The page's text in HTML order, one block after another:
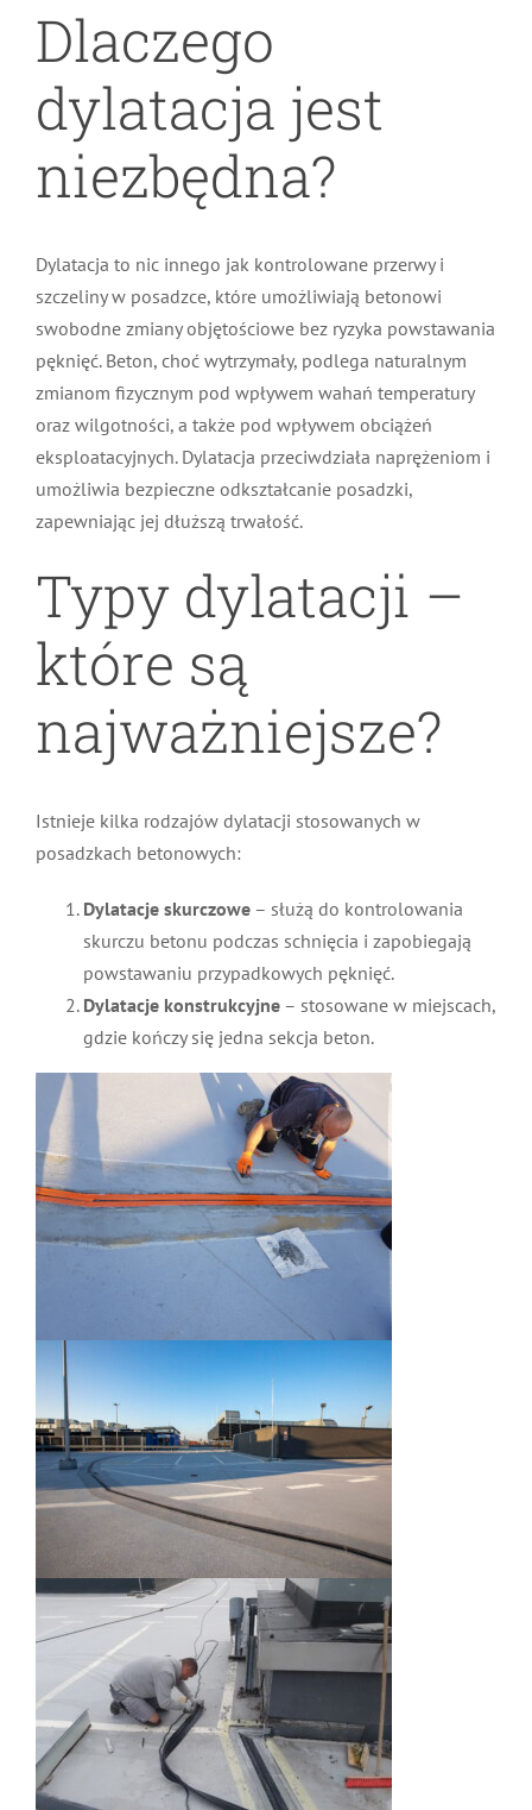
Dlaczego
dylatacja jest
niezbędna?
Dylatacja to nic innego jak kontrolowane przerwy i
szczeliny w posadzce, które umożliwiają betonowi
swobodne zmiany objętościowe bez ryzyka powstawania
pęknięć. Beton, choć wytrzymały, podlega naturalnym
zmianom fizycznym pod wpływem wahań temperatury
oraz wilgotności, a także pod wpływem obciążeń
eksploatacyjnych. Dylatacja przeciwdziała naprężeniom i
umożliwia bezpieczne odkształcanie posadzki,
zapewniając jej dłuższą trwałość.
Typy dylatacji –
które są
najważniejsze?
Istnieje kilka rodzajów dylatacji stosowanych w
posadzkach betonowych:
Dylatacje skurczowe – służą do kontrolowania
skurczu betonu podczas schnięcia i zapobiegają
powstawaniu przypadkowych pęknięć.
Dylatacje konstrukcyjne – stosowane w miejscach,
gdzie kończy się jedna sekcja beton.